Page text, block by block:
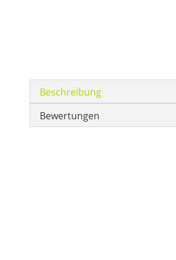
Beschreibung
Bewertungen